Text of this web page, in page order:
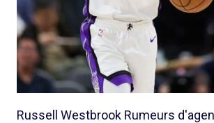
Russell Westbrook Rumeurs